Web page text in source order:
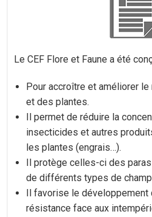
Le CEF Flore et Faune a été
Pour accroître et améliorer
et des plantes.
Il permet de réduire la
insecticides et autres
les plantes (engrais…).
Il protège celles-ci des
de différents types de
Il favorise le développement
résistance face aux